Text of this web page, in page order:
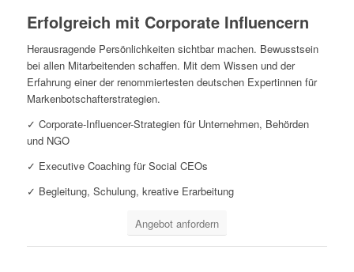
Erfolgreich mit Corporate Influencern
Herausragende Persönlichkeiten sichtbar machen. Bewusstsein
bei allen Mitarbeitenden schaffen. Mit dem Wissen und der
Erfahrung einer der renommiertesten deutschen Expertinnen für
Markenbotschafterstrategien.
✓ Corporate-Influencer-Strategien für Unternehmen, Behörden
und NGO
✓ Executive Coaching für Social CEOs
✓ Begleitung, Schulung, kreative Erarbeitung
Angebot anfordern